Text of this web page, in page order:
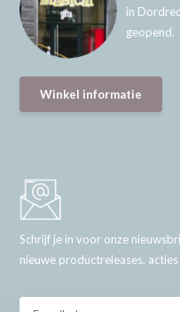
in
geopend.
Winkel informatie
Schrijf je in voor onze
nieuwe productreleases,